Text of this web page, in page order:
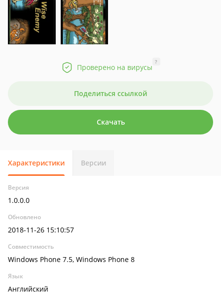
Проверено на вирусы
?
Поделиться ссылкой
Скачать
Характеристики Версии
Версия
1.0.0.0
Обновлено
2018-11-26 15:10:57
Совместимость
Windows Phone 7.5, Windows Phone 8
Язык
Английский